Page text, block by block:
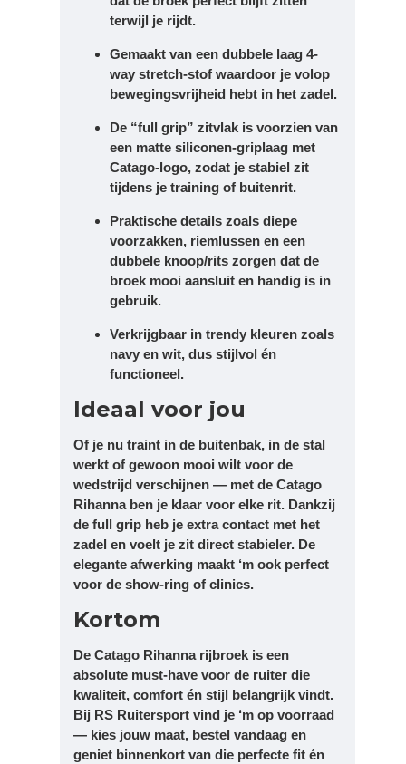
terwijl je rijdt.
Gemaakt van een dubbele laag 4-
way stretch-stof waardoor je volop
bewegingsvrijheid hebt in het zadel.
De “full grip” zitvlak is voorzien van
een matte siliconen-griplaag met
Catago-logo, zodat je stabiel zit
tijdens je training of buitenrit.
Praktische details zoals diepe
voorzakken, riemlussen en een
dubbele knoop/rits zorgen dat de
broek mooi aansluit en handig is in
gebruik.
Verkrijgbaar in trendy kleuren zoals
navy en wit, dus stijlvol én
functioneel.
Ideaal voor jou
Of je nu traint in de buitenbak, in de stal
werkt of gewoon mooi wilt voor de
wedstrijd verschijnen — met de Catago
Rihanna ben je klaar voor elke rit. Dankzij
de full grip heb je extra contact met het
zadel en voelt je zit direct stabieler. De
elegante afwerking maakt ‘m ook perfect
voor de show-ring of clinics.
Kortom
De Catago Rihanna rijbroek is een
absolute must-have voor de ruiter die
kwaliteit, comfort én stijl belangrijk vindt.
Bij RS Ruitersport vind je ‘m op voorraad
— kies jouw maat, bestel vandaag en
geniet binnenkort van die perfecte fit én